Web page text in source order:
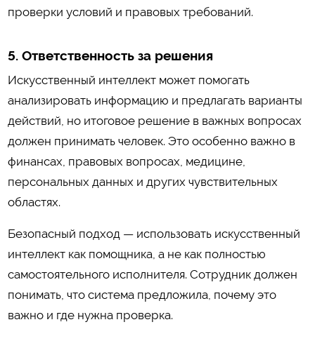
проверки условий и правовых требований.
5. Ответственность за решения
Искусственный интеллект может помогать
анализировать информацию и предлагать варианты
действий, но итоговое решение в важных вопросах
должен принимать человек. Это особенно важно в
финансах, правовых вопросах, медицине,
персональных данных и других чувствительных
областях.
Безопасный подход — использовать искусственный
интеллект как помощника, а не как полностью
самостоятельного исполнителя. Сотрудник должен
понимать, что система предложила, почему это
важно и где нужна проверка.